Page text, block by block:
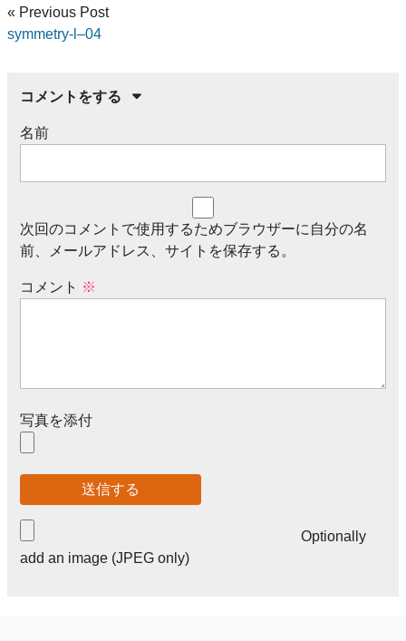
« Previous Post
symmetry-l–04
コメントをする
名前
次回のコメントで使用するためブラウザーに自分の名
前、メールアドレス、サイトを保存する。
コメント ※
写真を添付
Optionally
add an image (JPEG only)